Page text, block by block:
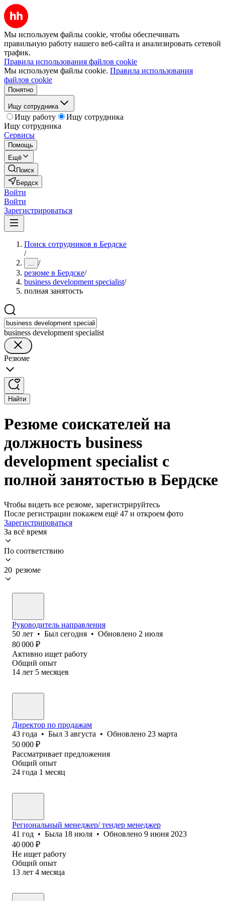
Мы используем файлы cookie, чтобы обеспечивать
правильную работу нашего веб-сайта и анализировать сетевой
трафик.
Правила использования файлов cookie
Мы используем файлы cookie. Правила использования
файлов cookie
Понятно
Ищу сотрудника
Ищу работу
Ищу сотрудника
Ищу сотрудника
Сервисы
Помощь
Ещё
Поиск
Бердск
Войти
Войти
Зарегистрироваться
Поиск сотрудников в Бердске
/
... /
резюме в Бердске/
business development specialist/
полная занятость
business development specialist
Резюме
Найти
Резюме соискателей на
должность business
development specialist с
полной занятостью в Бердске
Чтобы видеть все резюме, зарегистрируйтесь
После регистрации покажем ещё 47 и откроем фото
Зарегистрироваться
За всё время
По соответствию
20 резюме
Руководитель направления
50 лет • Был сегодня • Обновлено 2 июля
80 000 ₽
Активно ищет работу
Общий опыт
14 лет 5 месяцев
Директор по продажам
43 года • Был 3 августа • Обновлено 23 марта
50 000 ₽
Рассматривает предложения
Общий опыт
24 года 1 месяц
Региональный менеджер/ тендер менеджер
41 год • Была 18 июля • Обновлено 9 июня 2023
40 000 ₽
Не ищет работу
Общий опыт
13 лет 4 месяца